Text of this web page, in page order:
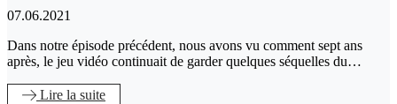
07.06.2021
Dans notre épisode précédent, nous avons vu comment sept ans
après, le jeu vidéo continuait de garder quelques séquelles du…
Lire la suite